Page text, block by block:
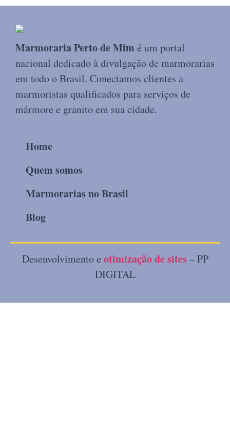
Marmoraria Perto de Mim é um portal
nacional dedicado à divulgação de marmorarias
em todo o Brasil. Conectamos clientes a
marmoristas qualificados para serviços de
mármore e granito em sua cidade.
Home
Quem somos
Marmorarias no Brasil
Blog
Desenvolvimento e otimização de sites – PP
DIGITAL